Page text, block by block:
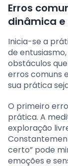
Erros
dinâmica
Inicia-se a
de
obstáculos
erros comuns
sua prática
O primeiro
prática. A
exploração
certo” pode
emoções e